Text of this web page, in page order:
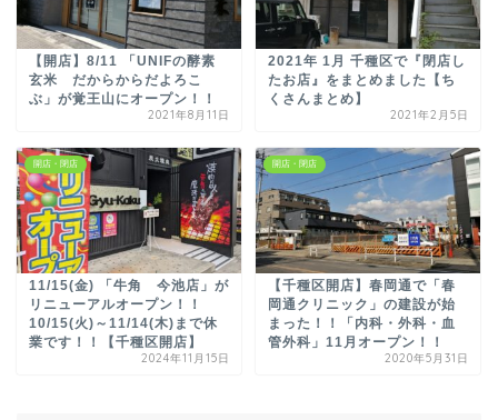
【開店】8/11 「UNIFの酵素
玄米 だからからだよろこ
ぶ」が覚王山にオープン！！
2021年8月11日
2021年 1月 千種区で『閉店し
たお店』をまとめました【ち
くさんまとめ】
2021年2月5日
開店・閉店
11/15(金) 「牛角 今池店」が
リニューアルオープン！！
10/15(火)～11/14(木)まで休
業です！！【千種区開店】
2024年11月15日
開店・閉店
【千種区開店】春岡通で「春
岡通クリニック」の建設が始
まった！！「内科・外科・血
管外科」11月オープン！！
2020年5月31日